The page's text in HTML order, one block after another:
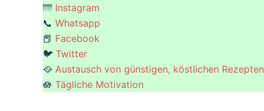
🌁 Instagram
📞 Whatsapp
📕 Facebook
🐦 Twitter
🥘 Austausch von günstigen, köstlichen Rezepten
🪷 Tägliche Motivation